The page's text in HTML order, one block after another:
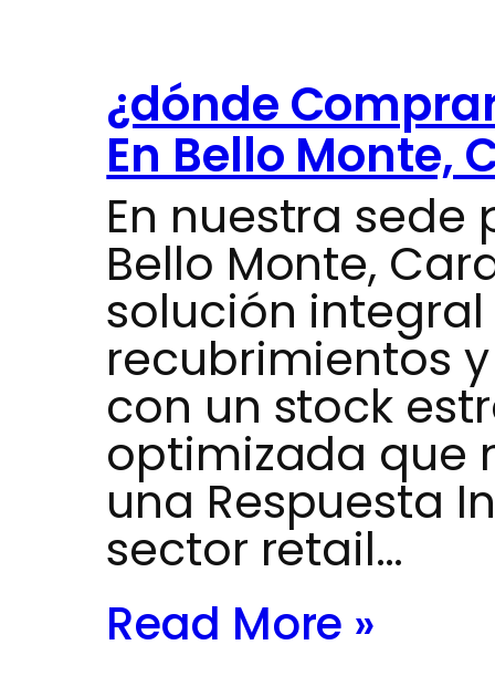
¿dónde
En Bello Monte,
En nuestra
Bello Monte,
solución
recubrimientos
con un stock
optimizada que
una Respuesta
sector retail…
Read More »